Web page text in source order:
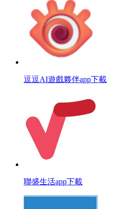
逗逗AI遊戲夥伴app下載
聯盛生活app下載